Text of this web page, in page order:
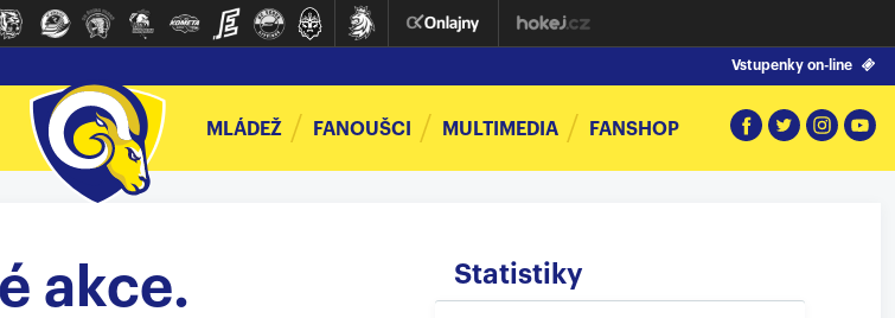
Vstupenky on-line
MLÁDEŽ FANOUŠCI MULTIMEDIA FANSHOP
akce.
Statistiky